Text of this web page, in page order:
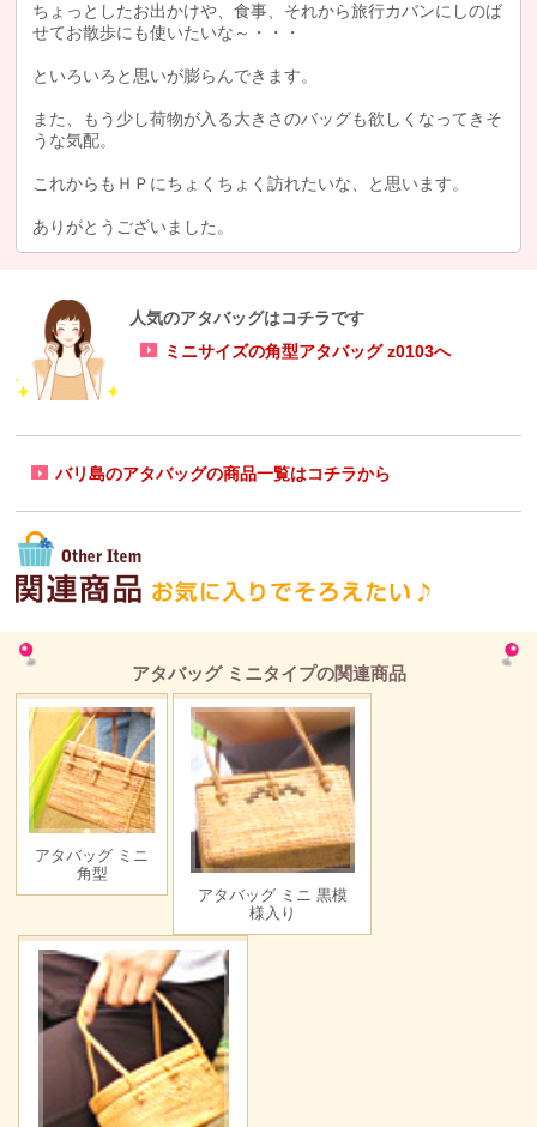
ちょっとしたお出かけや、食事、それから旅行カバンにしのば
せてお散歩にも使いたいな～・・・
といろいろと思いが膨らんできます。
また、もう少し荷物が入る大きさのバッグも欲しくなってきそ
うな気配。
これからもＨＰにちょくちょく訪れたいな、と思います。
ありがとうございました。
人気のアタバッグはコチラです
ミニサイズの角型アタバッグ z0103へ
バリ島のアタバッグの商品一覧はコチラから
アタバッグ ミニタイプの関連商品
アタバッグ ミニ
角型
アタバッグ ミニ 黒模
様入り